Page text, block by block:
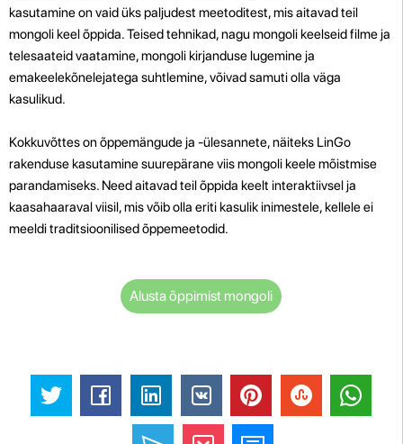
kasutamine on vaid üks paljudest meetoditest, mis aitavad teil
mongoli keel õppida. Teised tehnikad, nagu mongoli keelseid filme ja
telesaateid vaatamine, mongoli kirjanduse lugemine ja
emakeelekõnelejatega suhtlemine, võivad samuti olla väga
kasulikud.
Kokkuvõttes on õppemängude ja -ülesannete, näiteks LinGo
rakenduse kasutamine suurepärane viis mongoli keele mõistmise
parandamiseks. Need aitavad teil õppida keelt interaktiivsel ja
kaasahaaraval viisil, mis võib olla eriti kasulik inimestele, kellele ei
meeldi traditsioonilised õppemeetodid.
Alusta õppimist mongoli